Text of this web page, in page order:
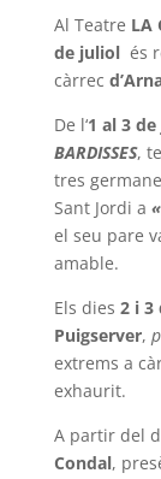
Al Teatre LA
de juliol és
càrrec
De l‘1 al 3 de
BARDISSES,
tres
Sant Jordi a
el seu pare
amable.
Els dies 2 i 3
Puigserver,
extrems a
exhaurit.
A partir del
Condal,